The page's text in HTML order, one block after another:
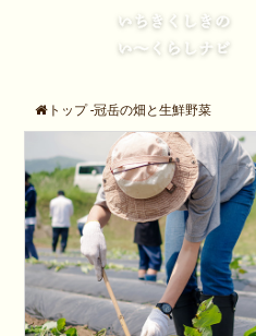
トップ -冠岳の畑と生鮮野菜